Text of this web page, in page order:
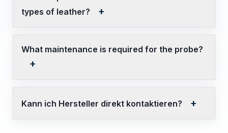
types of leather?
What maintenance is required for the probe?
Kann ich Hersteller direkt kontaktieren?